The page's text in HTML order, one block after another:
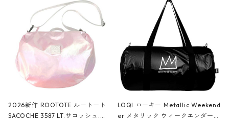
2026新作 ROOTOTE ルートート
SACOCHE 3587 LT.サコッシュ.ル
LOQI ローキー Metallic Weekend
er メタリック ウィークエンダー